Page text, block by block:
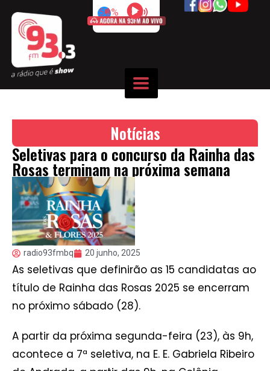
50%
Notícias
Seletivas para o concurso da Rainha das
Rosas terminam na próxima semana
radio93fmbq 20 junho, 2025
As seletivas que definirão as 15 candidatas ao
título de Rainha das Rosas 2025 se encerram
no próximo sábado (28).
A partir da próxima segunda-feira (23), às 9h,
acontece a 7ª seletiva, na E. E. Gabriela Ribeiro